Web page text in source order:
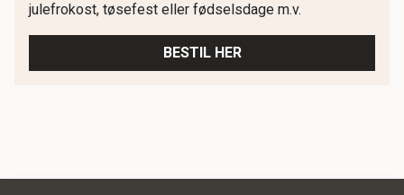
julefrokost, tøsefest eller fødselsdage m.v.
BESTIL HER